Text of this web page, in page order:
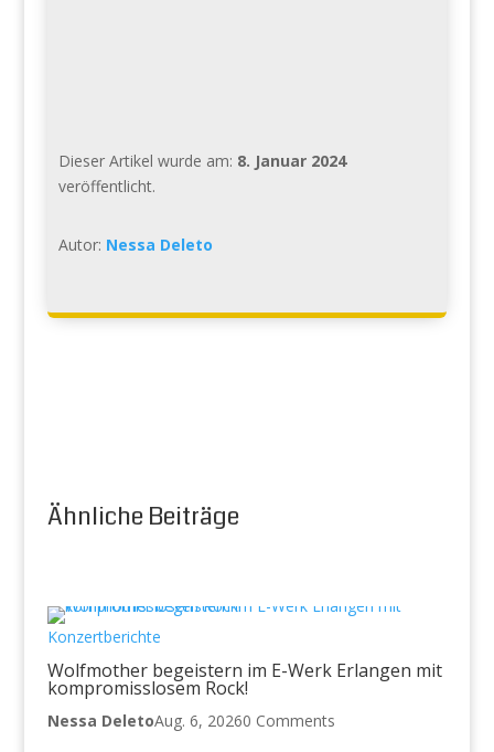
Dieser Artikel wurde am: 8. Januar 2024
veröffentlicht.
Autor: Nessa Deleto
Ähnliche Beiträge
Konzertberichte
Wolfmother begeistern im E-Werk Erlangen mit
kompromisslosem Rock!
Nessa DeletoAug. 6, 20260 Comments